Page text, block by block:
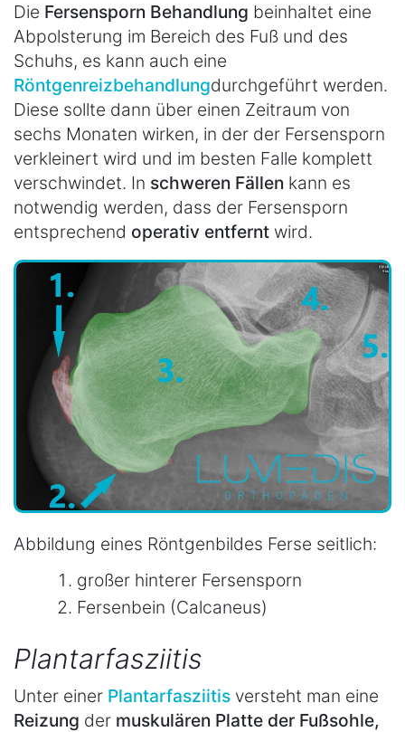
Die Fersensporn Behandlung beinhaltet eine
Abpolsterung im Bereich des Fuß und des
Schuhs, es kann auch eine
Röntgenreizbehandlungdurchgeführt werden.
Diese sollte dann über einen Zeitraum von
sechs Monaten wirken, in der der Fersensporn
verkleinert wird und im besten Falle komplett
verschwindet. In schweren Fällen kann es
notwendig werden, dass der Fersensporn
entsprechend operativ entfernt wird.
Abbildung eines Röntgenbildes Ferse seitlich:
großer hinterer Fersensporn
Fersenbein (Calcaneus)
Plantarfasziitis
Unter einer Plantarfasziitis versteht man eine
Reizung der muskulären Platte der Fußsohle,